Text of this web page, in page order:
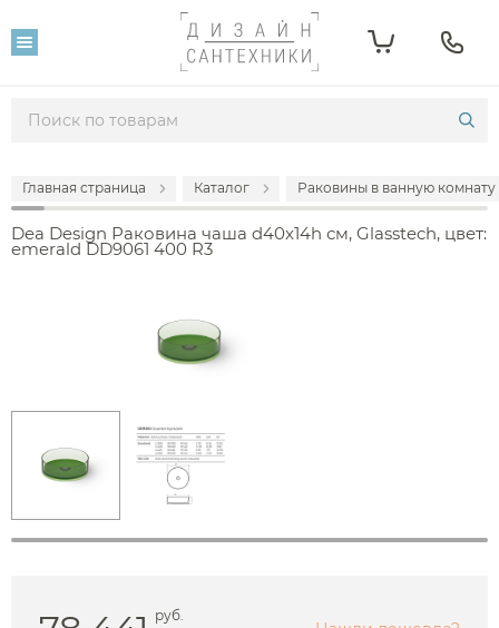
Главная страница Каталог Раковины в ванную комнату
Dea Design Раковина чаша d40x14h см, Glasstech, цвет:
emerald DD9061 400 R3
руб.